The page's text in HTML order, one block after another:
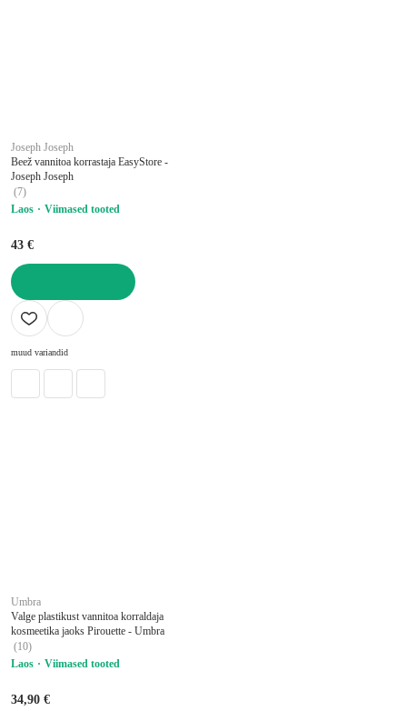
Joseph Joseph
Beež vannitoa korrastaja EasyStore -
Joseph Joseph
(7)
Laos
Viimased tooted
43 €
LISA OSTUKORVI
muud variandid
Umbra
Valge plastikust vannitoa korraldaja
kosmeetika jaoks Pirouette - Umbra
(10)
Laos
Viimased tooted
34,90 €